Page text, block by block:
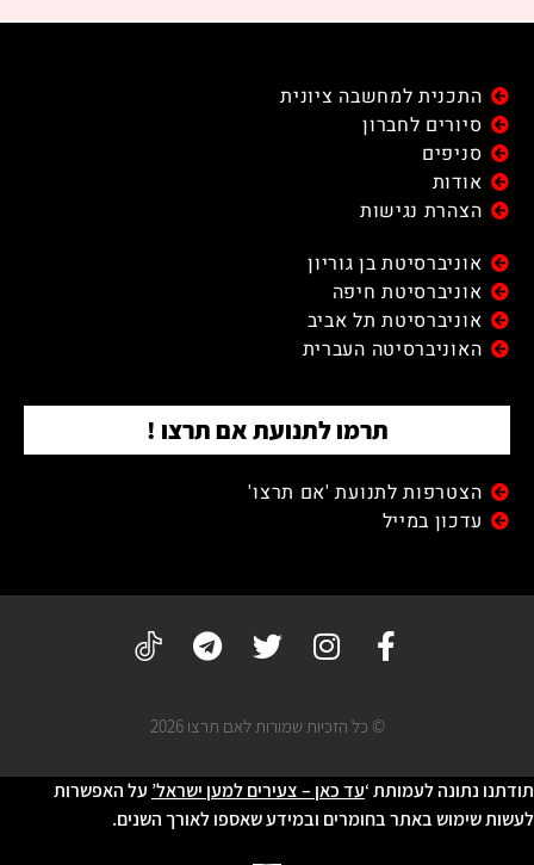
התכנית למחשבה ציונית
סיורים לחברון
סניפים
אודות
הצהרת נגישות
אוניברסיטת בן גוריון
אוניברסיטת חיפה
אוניברסיטת תל אביב
האוניברסיטה העברית
תרמו לתנועת אם תרצו !
הצטרפות לתנועת 'אם תרצו'
עדכון במייל
© כל הזכיות שמורות לאם תרצו 2026
תודתנו נתונה לעמותת ‘עד כאן – צעירים למען ישראל’ על האפשרות
לעשות שימוש באתר בחומרים ובמידע שאספו לאורך השנים.